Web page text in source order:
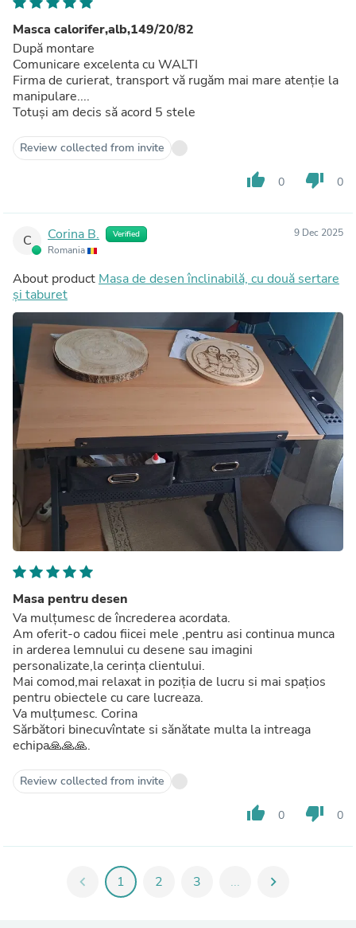
Masca calorifer,alb,149/20/82
După montare
Comunicare excelenta cu WALTI
Firma de curierat, transport vă rugăm mai mare atenție la
manipulare....
Totuși am decis să acord 5 stele
Review collected from invite
thumb_up 0 thumb_down 0
C Corina B. Verified
Romania
9 Dec 2025
About product Masa de desen înclinabilă, cu două sertare
și taburet
Masa pentru desen
Va mulțumesc de încrederea acordata.
Am oferit-o cadou fiicei mele ,pentru asi continua munca
in arderea lemnului cu desene sau imagini
personalizate,la cerința clientului.
Mai comod,mai relaxat in poziția de lucru si mai spațios
pentru obiectele cu care lucreaza.
Va mulțumesc. Corina
Sărbători binecuvîntate si sănătate multa la intreaga
echipa🙏🙏🙏.
Review collected from invite
thumb_up 0 thumb_down 0
chevron_left 1 2 3 ... chevron_right